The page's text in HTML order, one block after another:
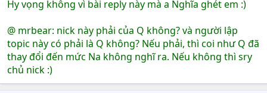
Hy vọng không vì bài reply này mà a Nghĩa ghét em :)
@ mrbear: nick này phải của Q không? và người lập
topic này có phải là Q không? Nếu phải, thì coi như Q đã
thay đổi đến mức Na không nghĩ ra. Nếu không thì sry
chủ nick :)